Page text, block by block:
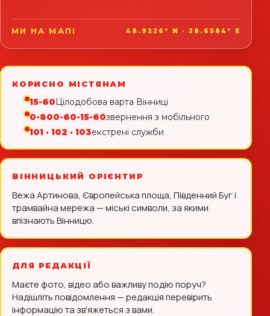
МИ НА МАПІ 48.9226° N · 28.6584° E
КОРИСНО МІСТЯНАМ
15-60Цілодобова варта Вінниці
0-800-60-15-60звернення з мобільного
101 · 102 · 103екстрені служби
ВІННИЦЬКИЙ ОРІЄНТИР
Вежа Артинова, Європейська площа, Південний Буг і
трамвайна мережа — міські символи, за якими
впізнають Вінницю.
ДЛЯ РЕДАКЦІЇ
Маєте фото, відео або важливу подію поруч?
Надішліть повідомлення — редакція перевірить
інформацію та звʼяжеться з вами.